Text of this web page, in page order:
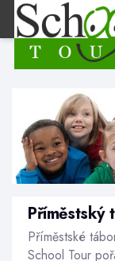
Příměstský
Příměstské
School Tour